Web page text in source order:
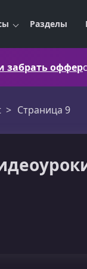
Разделы
забрать оффер
Страница 9